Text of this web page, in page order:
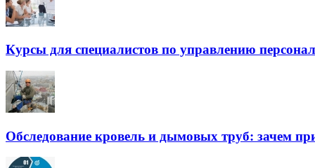
Курсы для специалистов по управлению
Обследование кровель и дымовых труб: зачем